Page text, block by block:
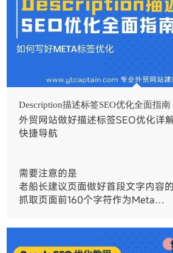
Description描述标签SEO优化全面指南
外贸网站做好描述标签SEO优化详
快捷导航
需要注意的是
老船长建议页面做好首段文字内容
抓取页面前160个字符作为Meta…